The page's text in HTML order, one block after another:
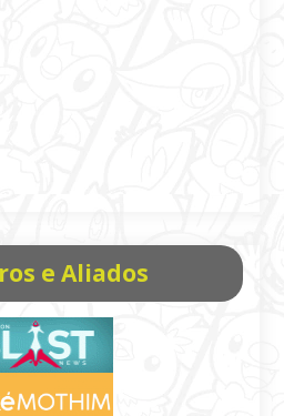
e Aliados